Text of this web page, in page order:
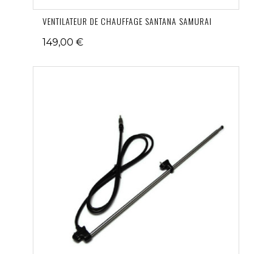
VENTILATEUR DE CHAUFFAGE SANTANA SAMURAI
149,00 €